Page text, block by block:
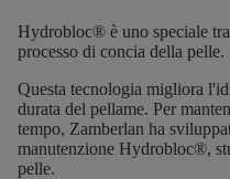
Hydrobloc® è uno speciale
processo di concia della pelle.
Questa tecnologia migliora
durata del pellame. Per
tempo, Zamberlan ha
manutenzione Hydrobloc®,
pelle.